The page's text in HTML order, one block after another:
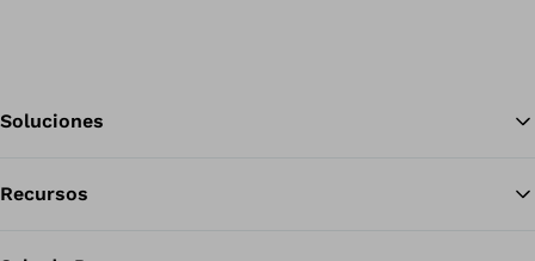
Soluciones
Recursos